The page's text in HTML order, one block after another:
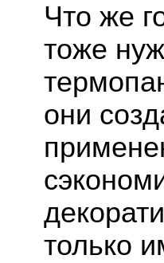
Что же
тоже
они
только